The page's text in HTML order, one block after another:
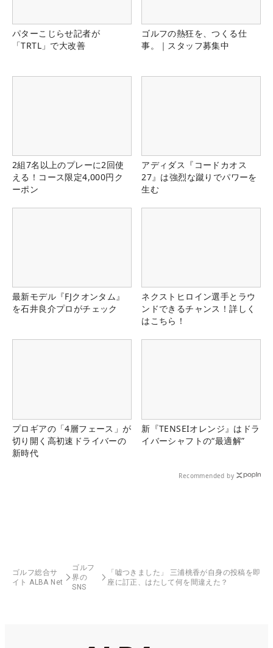
パターこじらせ記者が
「TRTL」で大改善
ゴルフの熱狂を、つくる仕
事。｜スタッフ募集中
2組7名以上のプレーに2回使
える！コース限定4,000円ク
ーポン
アディダス『コードカオス
27』は強烈な蹴りでパワーを
生む
最新モデル『FJクオンタム』
を石井良介プロがチェック
ネクストヒロイン選手とラウ
ンドできるチャンス！詳しく
はこちら！
プロギアの「4層フェース」が
切り開く高初速ドライバーの
新時代
新『TENSEIオレンジ』はドラ
イバーシャフトの“最適解”
Recommended by
ゴルフ総合サ
イト ALBA Net
ゴルフ
界の
SNS
「嘘つきました」 三浦桃香が自身の投稿を即
座に訂正、はたして何を間違えた？